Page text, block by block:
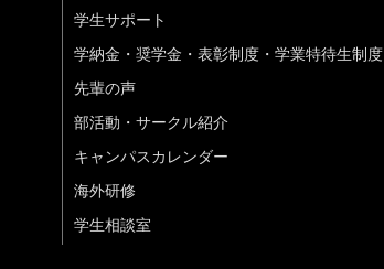
学生サポート
学納金・奨学金・表彰制度・学業特待生制度
先輩の声
部活動・サークル紹介
キャンパスカレンダー
海外研修
学生相談室